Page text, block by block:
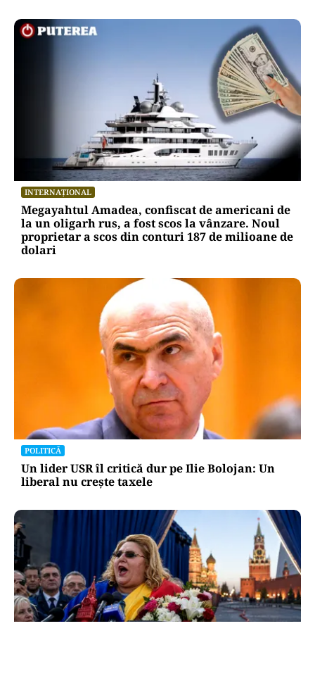
INTERNAȚIONAL
Megayahtul Amadea, confiscat de americani de
la un oligarh rus, a fost scos la vânzare. Noul
proprietar a scos din conturi 187 de milioane de
dolari
POLITICĂ
Un lider USR îl critică dur pe Ilie Bolojan: Un
liberal nu crește taxele